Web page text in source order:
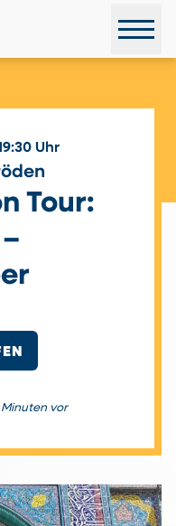
Uhr
Tour:
Minuten vor